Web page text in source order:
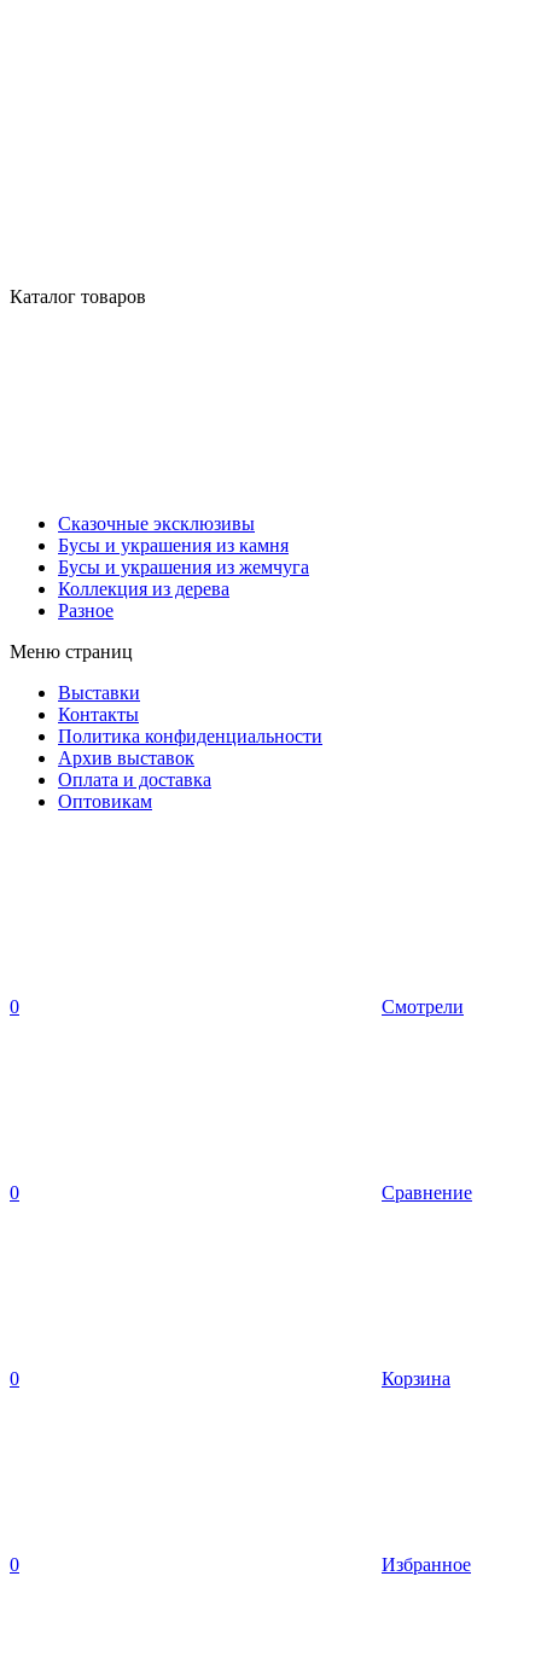
Каталог товаров
Сказочные эксклюзивы
Бусы и украшения из камня
Бусы и украшения из жемчуга
Коллекция из дерева
Разное
Меню страниц
Выставки
Контакты
Политика конфиденциальности
Архив выставок
Оплата и доставка
Оптовикам
0 Смотрели
0 Сравнение
0 Корзина
0 Избранное